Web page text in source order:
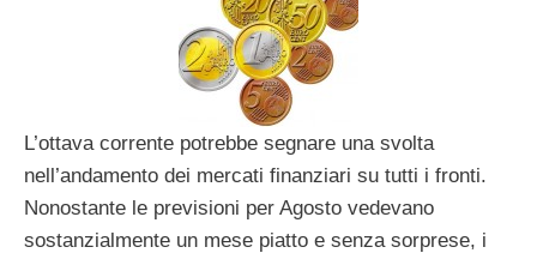
L’ottava corrente potrebbe segnare una svolta
nell’andamento dei mercati finanziari su tutti i fronti.
Nonostante le previsioni per Agosto vedevano
sostanzialmente un mese piatto e senza sorprese, i